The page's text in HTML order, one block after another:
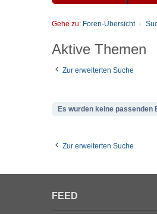
Gehe zu: Foren-Übersicht
Aktive Themen
Zur erweiterten Suche
Es wurden keine passenden
Zur erweiterten Suche
FEED